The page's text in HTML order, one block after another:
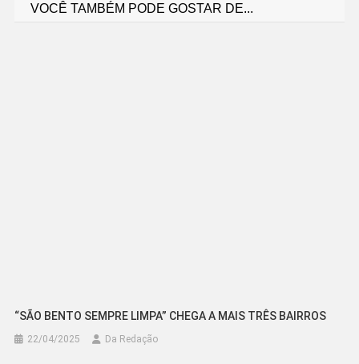
VOCÊ TAMBÉM PODE GOSTAR DE...
“SÃO BENTO SEMPRE LIMPA” CHEGA A MAIS TRÊS BAIRROS
22/04/2025 Da Redação